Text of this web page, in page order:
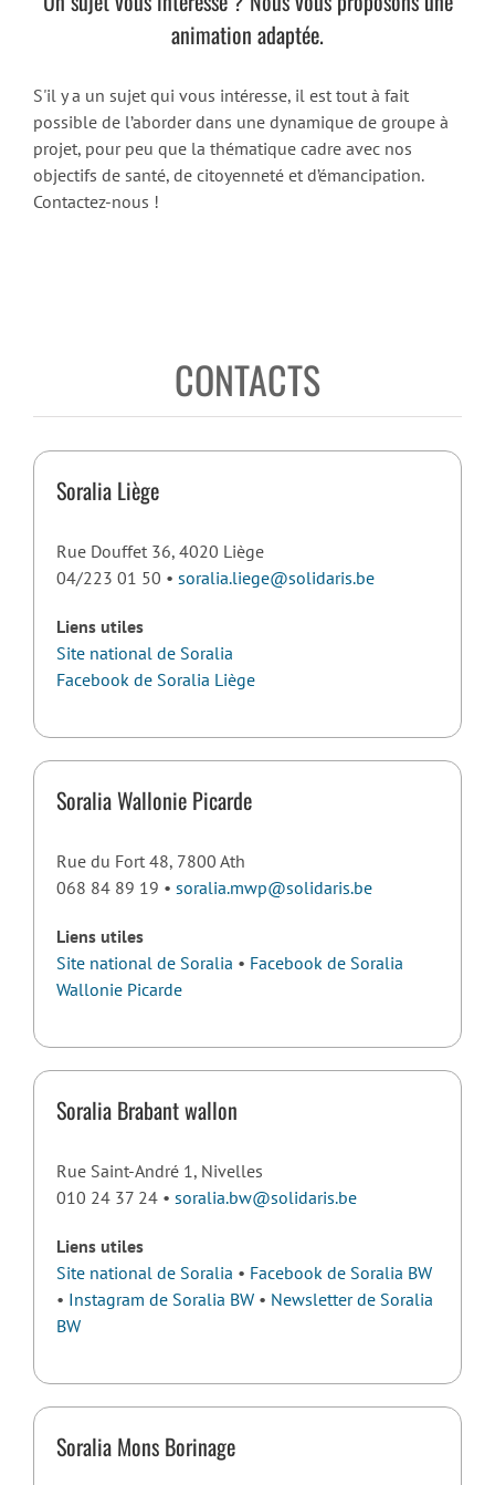
animation adaptée.
S'il y a un sujet qui vous intéresse, il est tout à fait
possible de l’aborder dans une dynamique de groupe à
projet, pour peu que la thématique cadre avec nos
objectifs de santé, de citoyenneté et d’émancipation.
Contactez-nous !
CONTACTS
Soralia Liège
Rue Douffet 36, 4020 Liège
04/223 01 50 • soralia.liege@solidaris.be
Liens utiles
Site national de Soralia
Facebook de Soralia Liège
Soralia Wallonie Picarde
Rue du Fort 48, 7800 Ath
068 84 89 19 • soralia.mwp@solidaris.be
Liens utiles
Site national de Soralia • Facebook de Soralia
Wallonie Picarde
Soralia Brabant wallon
Rue Saint-André 1, Nivelles
010 24 37 24 • soralia.bw@solidaris.be
Liens utiles
Site national de Soralia • Facebook de Soralia BW
• Instagram de Soralia BW• Newsletter de Soralia
BW
Soralia Mons Borinage